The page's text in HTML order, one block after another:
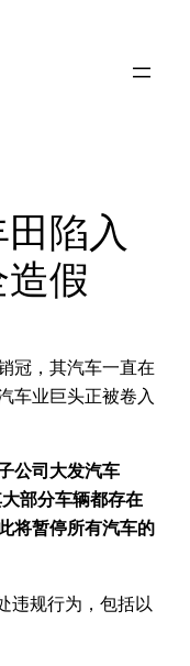
陷入
假
冠，其汽车一直在
车业巨头正被卷入
公司大发汽车
部分车辆都存在
将暂停所有汽车的
违规行为，包括以